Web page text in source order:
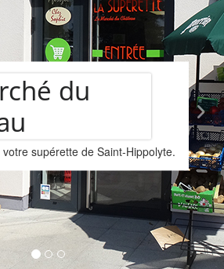
Assortiment de
vins
Nous vous proposons un assortiments de
provenant de la cave Les Faîtières à
Kintzheim-St-Hippolyte.